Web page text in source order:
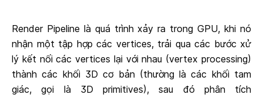
Render Pipeline là quá trình xảy ra trong GPU, khi nó
nhận một tập hợp các vertices, trải qua các bước xử
lý kết nối các vertices lại với nhau (vertex processing)
thành các khối 3D cơ bản (thường là các khối tam
giác, gọi là 3D primitives), sau đó phân tích